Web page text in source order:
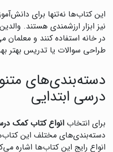
این کتاب‌ها نه‌تنها برای
نیز ابزار ارزشمندی هستند.
در خانه استفاده کنند و معلمان
طراحی سوالات یا تدریس بهتر
دسته‌بندی‌های
درسی ابتدایی
برای انتخاب انواع کتاب کمک
دسته‌بندی‌های مختلف این
انواع رایج این کتاب‌ها اشاره